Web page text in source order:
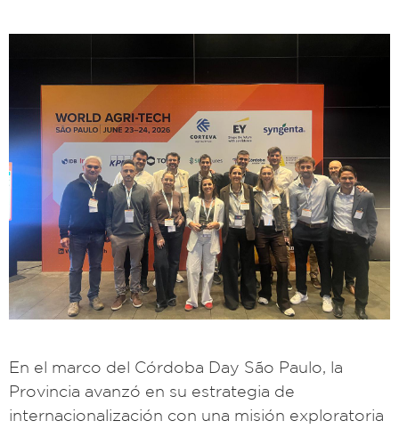
En el marco del Córdoba Day São Paulo, la
Provincia avanzó en su estrategia de
internacionalización con una misión exploratoria